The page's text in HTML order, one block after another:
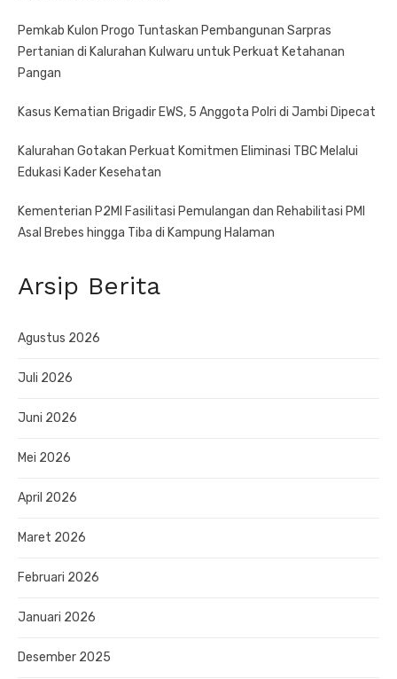
Pemkab Kulon Progo Tuntaskan Pembangunan Sarpras
Pertanian di Kalurahan Kulwaru untuk Perkuat Ketahanan
Pangan
Kasus Kematian Brigadir EWS, 5 Anggota Polri di Jambi Dipecat
Kalurahan Gotakan Perkuat Komitmen Eliminasi TBC Melalui
Edukasi Kader Kesehatan
Kementerian P2MI Fasilitasi Pemulangan dan Rehabilitasi PMI
Asal Brebes hingga Tiba di Kampung Halaman
Arsip Berita
Agustus 2026
Juli 2026
Juni 2026
Mei 2026
April 2026
Maret 2026
Februari 2026
Januari 2026
Desember 2025